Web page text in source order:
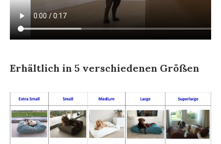
Erhältlich in 5 verschiedenen Größen